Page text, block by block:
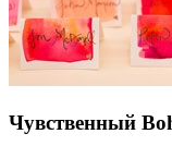
Чувственный